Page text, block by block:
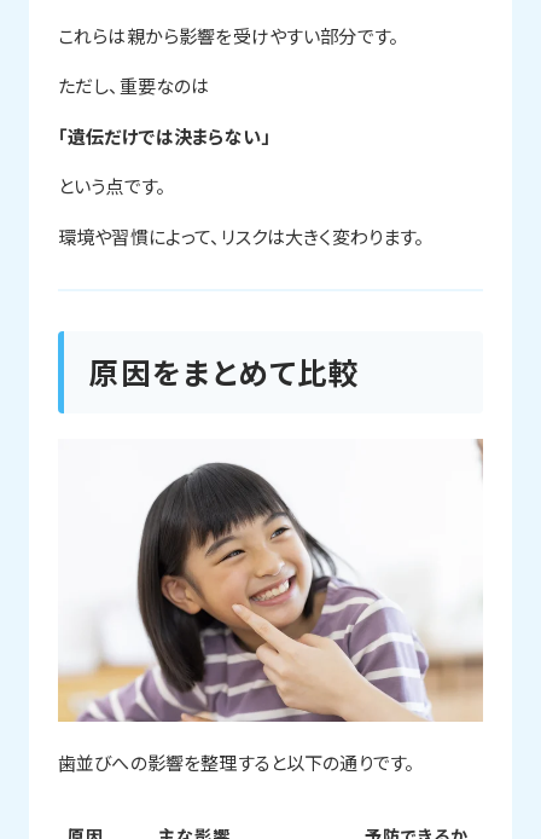
これらは親から影響を受けやすい部分です。
ただし、重要なのは
「遺伝だけでは決まらない」
という点です。
環境や習慣によって、リスクは大きく変わります。
原因をまとめて比較
歯並びへの影響を整理すると以下の通りです。